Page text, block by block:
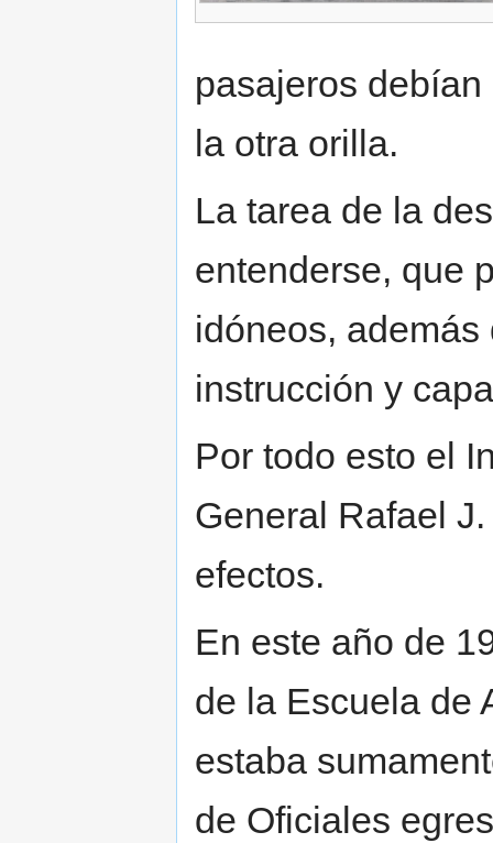
pasajeros
la otra orilla.
La tarea de la
entenderse, que
idóneos,
instrucción y
Por todo esto el
General Rafael
efectos.
En este año de
de la Escuela de
estaba
de Oficiales